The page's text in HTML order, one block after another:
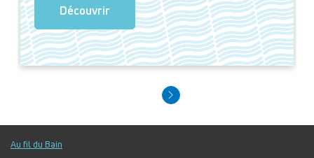
Découvrir
Au fil du Bain